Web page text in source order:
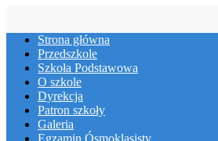
contentStrona główna
Przedszkole
Szkoła Podstawowa
O szkole
Dyrekcja
Patron szkoły
Galeria
Egzamin Ósmoklasisty